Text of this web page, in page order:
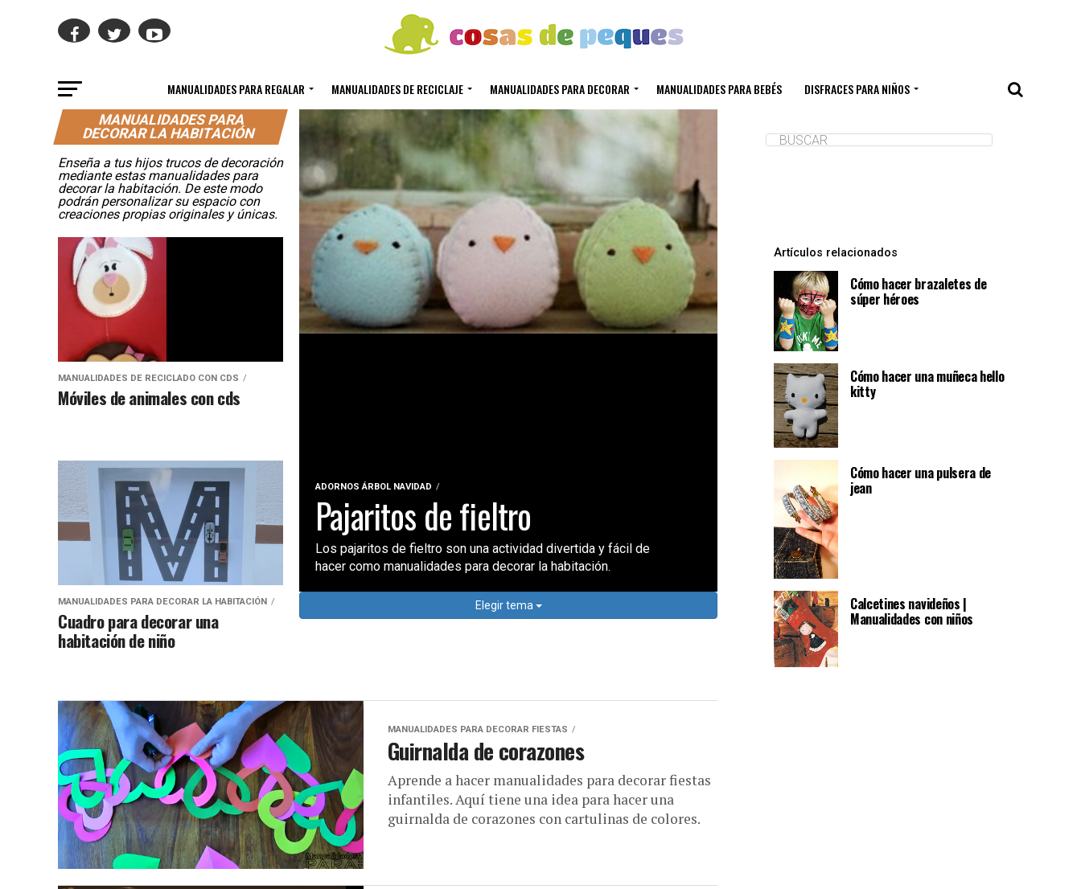
MANUALIDADES PARA REGALAR MANUALIDADES DE RECICLAJE MANUALIDADES PARA DECORAR MANUALIDADES PARA BEBÉS DISFRACES PARA NIÑOS
ADORNOS ÁRBOL NAVIDAD
Pajaritos de fieltro
Los pajaritos de fieltro son una actividad divertida y fácil de
hacer como manualidades para decorar la habitación.
Elegir tema
MANUALIDADES PARA
DECORAR LA HABITACIÓN
Enseña a tus hijos trucos de decoración
mediante estas manualidades para
decorar la habitación. De este modo
podrán personalizar su espacio con
creaciones propias originales y únicas.
MANUALIDADES DE RECICLADO CON CDS
Móviles de animales con cds
MANUALIDADES PARA DECORAR LA HABITACIÓN
Cuadro para decorar una
habitación de niño
MANUALIDADES PARA DECORAR FIESTAS
Guirnalda de corazones
Aprende a hacer manualidades para decorar fiestas
infantiles. Aquí tiene una idea para hacer una
guirnalda de corazones con cartulinas de colores.
Artículos relacionados
Cómo hacer brazaletes de
súper héroes
Cómo hacer una muñeca hello
kitty
Cómo hacer una pulsera de
jean
Calcetines navideños |
Manualidades con niños